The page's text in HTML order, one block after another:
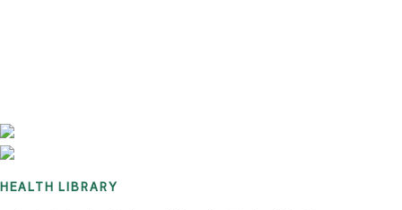
HEALTH LIBRARY